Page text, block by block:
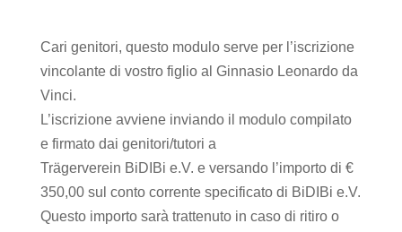
Cari genitori, questo modulo serve per l’iscrizione
vincolante di vostro figlio al Ginnasio Leonardo da
Vinci.
L’iscrizione avviene inviando il modulo compilato
e firmato dai genitori/tutori a
Trägerverein BiDIBi e.V. e versando l’importo di €
350,00 sul conto corrente specificato di BiDIBi e.V.
Questo importo sarà trattenuto in caso di ritiro o